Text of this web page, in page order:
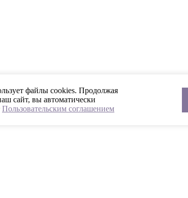
файлы cookies. Продолжая
сайт, вы автоматически
Пользовательским соглашением